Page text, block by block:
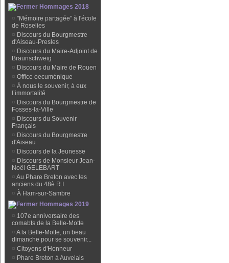
Hommages 2018
¤ "Mémoire partagée" à l'école
de Roselies
¤ Discours du Bourgmestre
d'Aiseau-Presles
¤ Discours du Maire-Adjoint de
Braunschweig
¤ Discours du Maire de Rouen
¤ Office oecuménique
¤ À nous le souvenir, à eux
l’immortalité
¤ Discours du Bourgmestre de
Fosses-la-Ville
¤ Discours du Souvenir
Français
¤ Discours du Bourgmestre
d'Aiseau
¤ Discours de la Jeunesse
¤ Discours de Monsieur Jean-
Noël GELEBART
¤ Au Phare Breton avec les
anciens du 48è R.I.
¤ À Ham-sur-Sambre
Hommages 2019
¤ 107e anniversaire des
comabts de la Belle-Motte
¤ A la Belle-Motte, un beau
dimanche pour se souvenir...
¤ Citoyens d'Honneur
¤ Phare Breton à Auvelais